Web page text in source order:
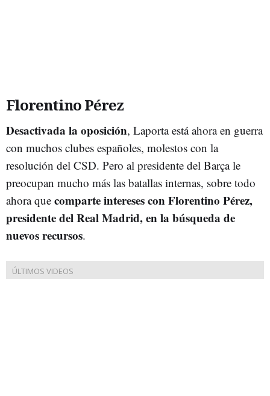
Florentino Pérez
Desactivada la oposición, Laporta está ahora en guerra
con muchos clubes españoles, molestos con la
resolución del CSD. Pero al presidente del Barça le
preocupan mucho más las batallas internas, sobre todo
ahora que comparte intereses con Florentino Pérez,
presidente del Real Madrid, en la búsqueda de
nuevos recursos.